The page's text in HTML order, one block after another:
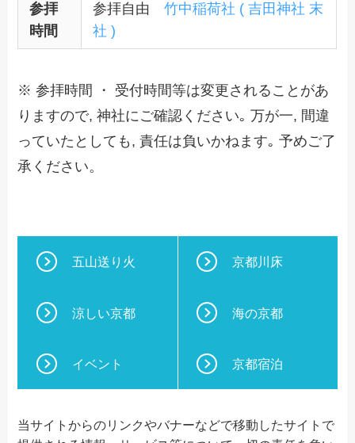
参拝
時間
参拝自由 竹中稲荷社 ( 吉田神社 末
社 )
※ 参拝時間 ・ 受付時間等は変更されることがあ
りますので, 神社にご確認ください｡ 万が一, 間違
っていたとしても, 責任は負いかねます｡ 予めご了
承ください。
五山送り火 京都川床
涼しい京都 海の京都
イベント 京都宿泊
当サイトからのリンクやバナーなどで移動したサイトで